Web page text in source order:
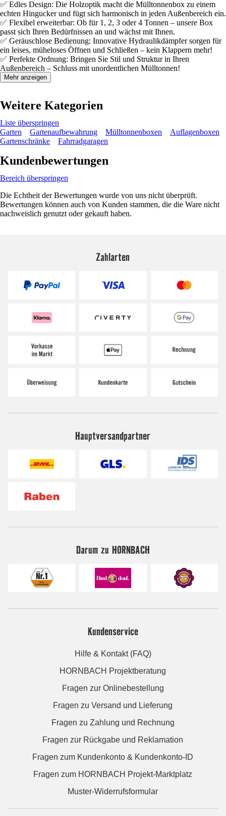
✅ Edles Design: Die Holzoptik macht die Mülltonnenbox zu einem
echten Hingucker und fügt sich harmonisch in jeden Außenbereich ein.
✅ Flexibel erweiterbar: Ob für 1, 2, 3 oder 4 Tonnen – unsere Box
passt sich Ihren Bedürfnissen an und wächst mit Ihnen.
✅ Geräuschlose Bedienung: Innovative Hydraulikdämpfer sorgen für
ein leises, müheloses Öffnen und Schließen – kein Klappern mehr!
✅ Perfekte Ordnung: Bringen Sie Stil und Struktur in Ihren
Außenbereich – Schluss mit unordentlichen Mülltonnen!
Mehr anzeigen
Weitere Kategorien
Liste überspringen
Garten
Gartenaufbewahrung Mülltonnenboxen
Auflagenboxen
Gartenschränke
Fahrradgaragen
Kundenbewertungen
Bereich überspringen
Die Echtheit der Bewertungen wurde von uns nicht überprüft.
Bewertungen können auch von Kunden stammen, die die Ware nicht
nachweislich genutzt oder gekauft haben.
Zahlarten
Hauptversandpartner
Darum zu HORNBACH
Kundenservice
Hilfe & Kontakt (FAQ)
HORNBACH Projektberatung
Fragen zur Onlinebestellung
Fragen zu Versand und Lieferung
Fragen zu Zahlung und Rechnung
Fragen zur Rückgabe und Reklamation
Fragen zum Kundenkonto & Kundenkonto-ID
Fragen zum HORNBACH Projekt-Marktplatz
Muster-Widerrufsformular